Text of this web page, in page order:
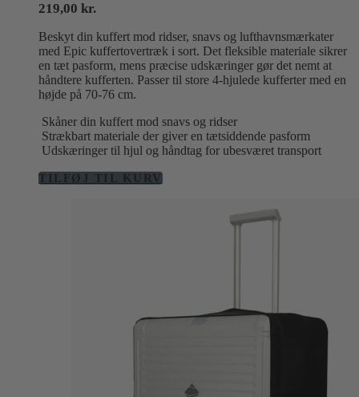
219,00 kr.
Beskyt din kuffert mod ridser, snavs og lufthavnsmærkater
med Epic kuffertovertræk i sort. Det fleksible materiale sikrer
en tæt pasform, mens præcise udskæringer gør det nemt at
håndtere kufferten. Passer til store 4-hjulede kufferter med en
højde på 70-76 cm.
Skåner din kuffert mod snavs og ridser
Strækbart materiale der giver en tætsiddende pasform
Udskæringer til hjul og håndtag for ubesværet transport
TILFØJ TIL KURV